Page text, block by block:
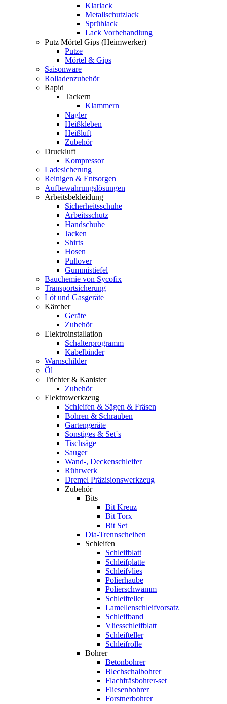
Klarlack
Metallschutzlack
Sprühlack
Lack Vorbehandlung
Putz Mörtel Gips (Heimwerker)
Putze
Mörtel & Gips
Saisonware
Rolladenzubehör
Rapid
Tackern
Klammern
Nagler
Heißkleben
Heißluft
Zubehör
Druckluft
Kompressor
Ladesicherung
Reinigen & Entsorgen
Aufbewahrungslösungen
Arbeitsbekleidung
Sicherheitsschuhe
Arbeitsschutz
Handschuhe
Jacken
Shirts
Hosen
Pullover
Gummistiefel
Bauchemie von Sycofix
Transportsicherung
Löt und Gasgeräte
Kärcher
Geräte
Zubehör
Elektroinstallation
Schalterprogramm
Kabelbinder
Warnschilder
Öl
Trichter & Kanister
Zubehör
Elektrowerkzeug
Schleifen & Sägen & Fräsen
Bohren & Schrauben
Gartengeräte
Sonstiges & Set´s
Tischsäge
Sauger
Wand-, Deckenschleifer
Rührwerk
Dremel Präzisionswerkzeug
Zubehör
Bits
Bit Kreuz
Bit Torx
Bit Set
Dia-Trennscheiben
Schleifen
Schleifblatt
Schleifplatte
Schleifvlies
Polierhaube
Polierschwamm
Schleifteller
Lamellenschleifvorsatz
Schleifband
Vliesschleifblatt
Schleifteller
Schleifrolle
Bohrer
Betonbohrer
Blechschalbohrer
Flachfräsbohrer-set
Fliesenbohrer
Forstnerbohrer